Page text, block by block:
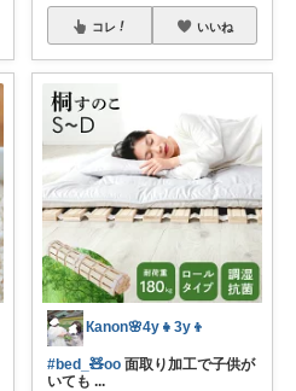
コレ いいね
Кanon🌸4y👧3y👦
#bed_🧸oo 面取り加工で子供が
いても ...